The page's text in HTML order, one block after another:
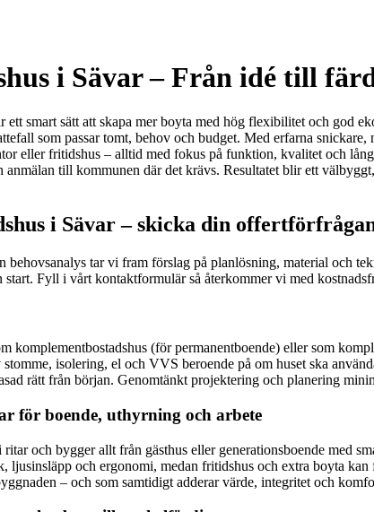
i Sävar – Från idé till
ett smart sätt att skapa mer boyta med hög flexibilitet och god
som passar tomt, behov och budget. Med erfarna
eller fritidshus – alltid med fokus på funktion, kvalitet och
till kommunen där det krävs. Resultatet blir ett
i Sävar – skicka din
behovsanalys tar vi fram förslag på planlösning, material och
start. Fyll i vårt kontaktformulär så återkommer vi med
komplementbostadshus (för permanentboende) eller som
isolering, el och VVS beroende på om huset ska
rätt från början. Genomtänkt projektering och planering
för boende, uthyrning och arbete
och bygger allt från gästhus eller generationsboende med
ljusinsläpp och ergonomi, medan fritidshus och extra boyta
– och som samtidigt adderar värde, integritet och